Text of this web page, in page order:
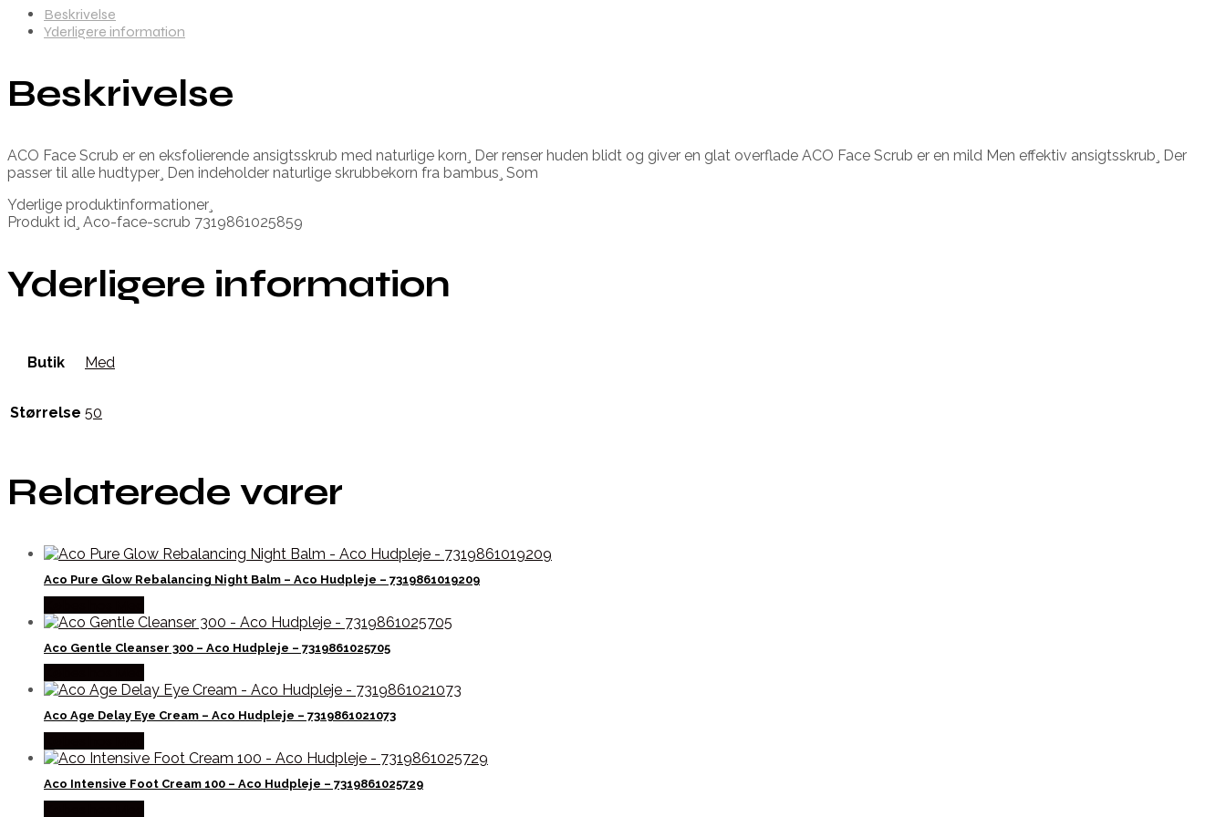
Beskrivelse
Yderligere information
Beskrivelse
ACO Face Scrub er en eksfolierende ansigtsskrub med naturlige korn¸ Der renser huden blidt og giver en glat overflade ACO Face Scrub er en mild Men effektiv ansigtsskrub¸ Der
passer til alle hudtyper¸ Den indeholder naturlige skrubbekorn fra bambus¸ Som
Yderlige produktinformationer¸
Produkt id¸ Aco-face-scrub 7319861025859
Yderligere information
Butik Med
Størrelse 50
Relaterede varer
Aco Pure Glow Rebalancing Night Balm – Aco Hudpleje – 7319861019209
Aco Gentle Cleanser 300 – Aco Hudpleje – 7319861025705
Aco Age Delay Eye Cream – Aco Hudpleje – 7319861021073
Aco Intensive Foot Cream 100 – Aco Hudpleje – 7319861025729